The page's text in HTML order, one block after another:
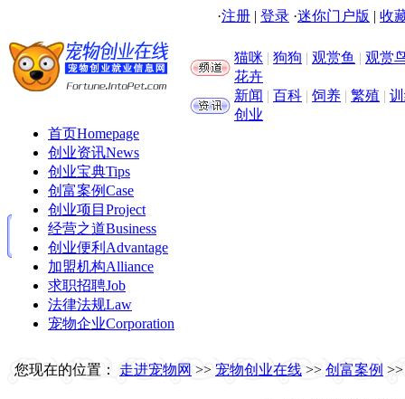
·注册 | 登录 ·迷你门户版 | 收
猫咪 | 狗狗 | 观赏鱼 | 观赏
花卉
新闻 | 百科 | 饲养 | 繁殖 |
创业
首页Homepage
创业资讯News
创业宝典Tips
创富案例Case
创业项目 Project
经营之道Business
创业便利 Advantage
加盟机构Alliance
求职招聘Job
法律法规Law
宠物企业Corporation
您现在的位置： 走进宠物网 >> 宠物创业在线 >> 创富案例